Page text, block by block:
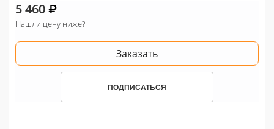
5 460
Нашли цену ниже?
Заказать
ПОДПИСАТЬСЯ